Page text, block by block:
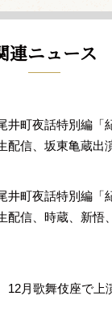
連ニュース
井町夜話特別編「
配信、坂東亀蔵出
井町夜話特別編「
配信、時蔵、新悟
12月歌舞伎座で上